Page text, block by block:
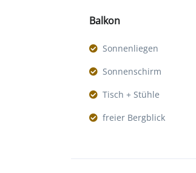
Balkon
Sonnenliegen
Sonnenschirm
Tisch + Stühle
freier Bergblick